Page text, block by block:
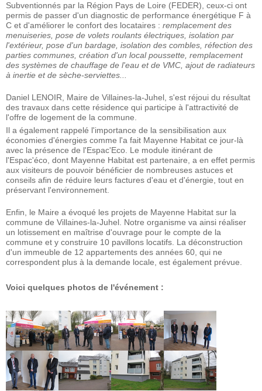
Subventionnés par la Région Pays de Loire (FEDER), ceux-ci ont
permis de passer d'un diagnostic de performance énergétique F à
C et d'améliorer le confort des locataires : remplacement des
menuiseries, pose de volets roulants électriques, isolation par
l'extérieur, pose d'un bardage, isolation des combles, réfection des
parties communes, création d'un local poussette, remplacement
des systèmes de chauffage de l'eau et de VMC, ajout de radiateurs
à inertie et de sèche-serviettes...
Daniel LENOIR, Maire de Villaines-la-Juhel, s'est réjoui du résultat
des travaux dans cette résidence qui participe à l'attractivité de
l'offre de logement de la commune.
Il a également rappelé l'importance de la sensibilisation aux
économies d'énergies comme l'a fait Mayenne Habitat ce jour-là
avec la présence de l'Espac'Eco. Le module itinérant de
l'Espac'éco, dont Mayenne Habitat est partenaire, a en effet permis
aux visiteurs de pouvoir bénéficier de nombreuses astuces et
conseils afin de réduire leurs factures d'eau et d'énergie, tout en
préservant l'environnement.
Enfin, le Maire a évoqué les projets de Mayenne Habitat sur la
commune de Villaines-la-Juhel. Notre organisme va ainsi réaliser
un lotissement en maîtrise d'ouvrage pour le compte de la
commune et y construire 10 pavillons locatifs. La déconstruction
d'un immeuble de 12 appartements des années 60, qui ne
correspondent plus à la demande locale, est également prévue.
Voici quelques photos de l'événement :